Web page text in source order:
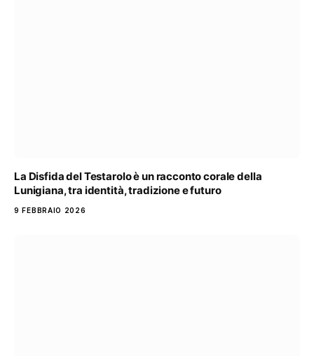
La Disfida del Testarolo è un racconto corale della
Lunigiana, tra identità, tradizione e futuro
9 FEBBRAIO 2026